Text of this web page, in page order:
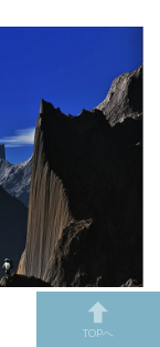
めと成長のとき
TOPへ